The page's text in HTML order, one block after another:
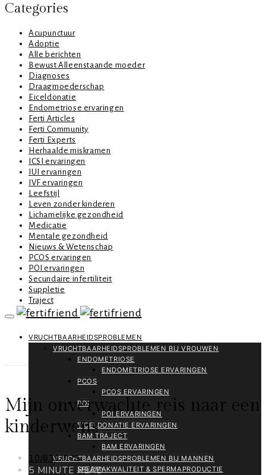
Categories
Acupunctuur
Adoptie
Alle berichten
Bewust Alleenstaande moeder
Diagnoses
Draagmoederschap
Eiceldonatie
Endometriose ervaringen
Ferti Articles
Ferti Community
Ferti Experts
Herhaalde miskramen
ICSI ervaringen
IUI ervaringen
IVF ervaringen
Leefstijl
Leven zonder kinderen
Lichamelijke gezondheid
Medicatie
Mentale gezondheid
Nieuws & Wetenschap
PCOS ervaringen
POI ervaringen
Secundaire infertiliteit
Suppletie
Traject
VRUCHTBAARHEIDSPROBLEMEN
VRUCHTBAARHEIDSPROBLEMEN BIJ VROUWEN
ENDOMETRIOSE
ENDOMETRIOSE ERVARINGEN
PCOS
PCOS ERVARINGEN
POI
POI ERVARINGEN
EICELDONATIE ERVARINGEN
BAM TRAJECT
BAM ERVARINGEN
VRUCHTBAARHEIDSPROBLEMEN BIJ MANNEN
SPERMAKWALITEIT & SPERMAPRODUCTIE
Mijn onverwachte reis naar een
kinderwens
10/03/2025
5 MINUTE READ